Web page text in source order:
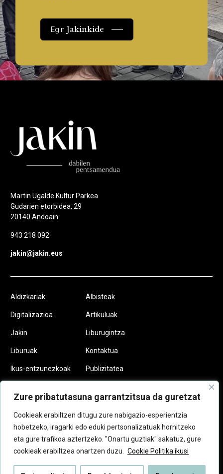
Zure pribatutasuna garrantzitsua da guretzat
Cookieak erabiltzen ditugu zure nabigazio-esperientzia
hobetzeko, iragarki edo eduki pertsonalizatuak hornitzeko
eta gure trafikoa aztertzeko. "Onartu guztiak" sakatuz, gure
cookieak erabiltzea onartzen duzu.
Cookie Politika ikusi
EginJakinkide
Martin Ugalde Kultur Parkea
Gudarien etorbidea, 29
20140 Andoain
943 218 092
jakin@jakin.eus
Aldizkariak
Digitalizazioa
Jakin
Liburuak
Ikus-entzunezkoak
Albisteak
Artikuluak
Liburugintza
Kontaktua
Publizitatea
Jakinkide
© 2026 Dabilen pentsamendua